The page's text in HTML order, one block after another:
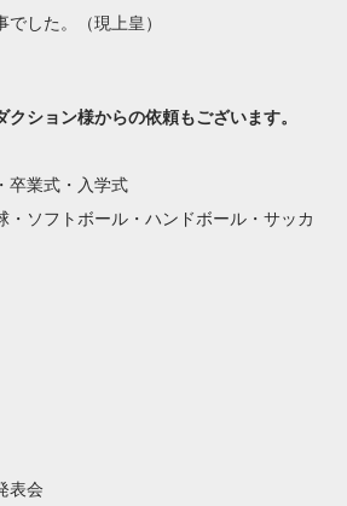
でした。（現上皇）
ション様からの依頼もございます。
卒業式・入学式
・ソフトボール・ハンドボール・サッカ
表会